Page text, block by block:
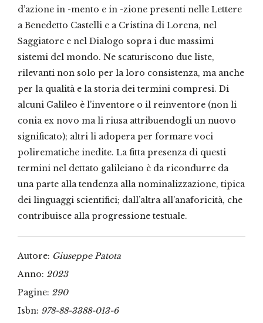
d’azione in -mento e in -zione presenti nelle Lettere
a Benedetto Castelli e a Cristina di Lorena, nel
Saggiatore e nel Dialogo sopra i due massimi
sistemi del mondo. Ne scaturiscono due liste,
rilevanti non solo per la loro consistenza, ma anche
per la qualità e la storia dei termini compresi. Di
alcuni Galileo è l’inventore o il reinventore (non li
conia ex novo ma li riusa attribuendogli un nuovo
significato); altri li adopera per formare voci
polirematiche inedite. La fitta presenza di questi
termini nel dettato galileiano è da ricondurre da
una parte alla tendenza alla nominalizzazione, tipica
dei linguaggi scientifici; dall’altra all’anaforicità, che
contribuisce alla progressione testuale.
Autore: Giuseppe Patota
Anno: 2023
Pagine: 290
Isbn: 978-88-3388-013-6